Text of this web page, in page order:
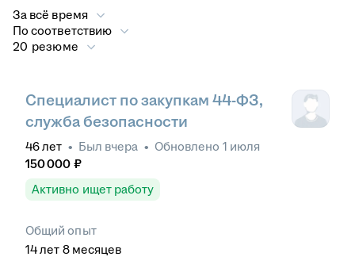
За всё время
По соответствию
20 резюме
Специалист по закупкам 44-ФЗ,
служба безопасности
46лет • Был вчера • Обновлено 1 июля
150 000 ₽
Активно ищет работу
Общий опыт
14лет 8 месяцев